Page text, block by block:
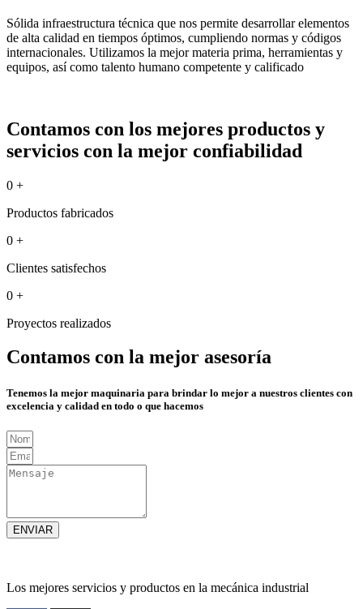
Sólida infraestructura técnica que nos permite desarrollar elementos
de alta calidad en tiempos óptimos, cumpliendo normas y códigos
internacionales. Utilizamos la mejor materia prima, herramientas y
equipos, así como talento humano competente y calificado
Contamos con los mejores productos y
servicios con la mejor confiabilidad
0 +
Productos fabricados
0 +
Clientes satisfechos
0 +
Proyectos realizados
Contamos con la mejor asesoría
Tenemos la mejor maquinaria para brindar lo mejor a nuestros clientes con
excelencia y calidad en todo o que hacemos
ENVIAR
Los mejores servicios y productos en la mecánica industrial